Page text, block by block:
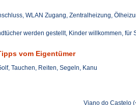
WLAN Zugang, Zentralheizung,
werden gestellt, Kinder willkommen, für
vom Eigentümer
Tauchen, Reiten, Segeln, Kanu
Viano do Castelo